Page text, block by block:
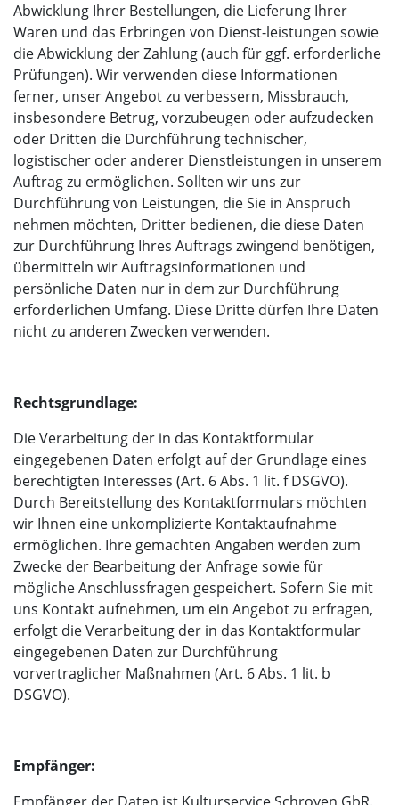
Abwicklung Ihrer Bestellungen, die Lieferung Ihrer
Waren und das Erbringen von Dienst-leistungen sowie
die Abwicklung der Zahlung (auch für ggf. erforderliche
Prüfungen). Wir verwenden diese Informationen
ferner, unser Angebot zu verbessern, Missbrauch,
insbesondere Betrug, vorzubeugen oder aufzudecken
oder Dritten die Durchführung technischer,
logistischer oder anderer Dienstleistungen in unserem
Auftrag zu ermöglichen. Sollten wir uns zur
Durchführung von Leistungen, die Sie in Anspruch
nehmen möchten, Dritter bedienen, die diese Daten
zur Durchführung Ihres Auftrags zwingend benötigen,
übermitteln wir Auftragsinformationen und
persönliche Daten nur in dem zur Durchführung
erforderlichen Umfang. Diese Dritte dürfen Ihre Daten
nicht zu anderen Zwecken verwenden.
Rechtsgrundlage:
Die Verarbeitung der in das Kontaktformular
eingegebenen Daten erfolgt auf der Grundlage eines
berechtigten Interesses (Art. 6 Abs. 1 lit. f DSGVO).
Durch Bereitstellung des Kontaktformulars möchten
wir Ihnen eine unkomplizierte Kontaktaufnahme
ermöglichen. Ihre gemachten Angaben werden zum
Zwecke der Bearbeitung der Anfrage sowie für
mögliche Anschlussfragen gespeichert. Sofern Sie mit
uns Kontakt aufnehmen, um ein Angebot zu erfragen,
erfolgt die Verarbeitung der in das Kontaktformular
eingegebenen Daten zur Durchführung
vorvertraglicher Maßnahmen (Art. 6 Abs. 1 lit. b
DSGVO).
Empfänger: